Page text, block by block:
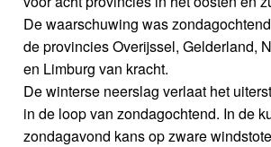
De waarschuwing was
de provincies Overijssel, Gelderland,
en Limburg van kracht.
De winterse neerslag verlaat het
in de loop van zondagochtend. In de
zondagavond kans op zware